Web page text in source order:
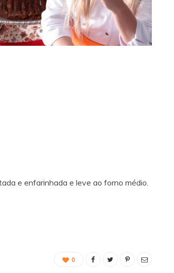
e enfarinhada e leve ao forno médio.
0